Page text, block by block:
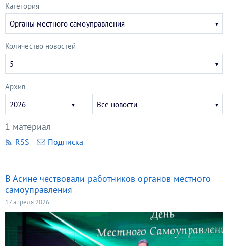
В Асине чествовали работников органов местного
самоуправления
17 апреля 2026
Категория
Органы местного самоуправления
Количество новостей
5
Архив
год
2026
месяц
Все новости
1 материал
RSS Подписка